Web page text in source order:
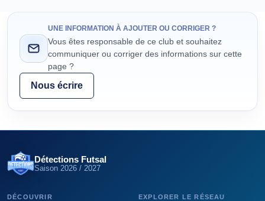
UNE INFORMATION À AJOUTER OU CORRIGER ?
Vous êtes responsable de ce club et souhaitez
communiquer ou corriger des informations sur cette
page ?
Nous écrire
Détections Futsal
Saison 2026 / 2027
DÉCOUVRIR EXPLORER LE RÉSEAU